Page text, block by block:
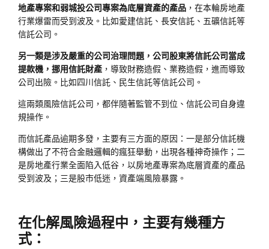
地產專案和弱城投公司專案為底層資產的產品 ，在本輪房地產
行業爆雷而受到波及。比如愛建信託、長安信託、五礦信託等
信託公司。
另一類是涉及嚴重的公司治理問題，公司股東將信託公司當成
提款機，挪用信託財產 ，導致財務造假、業務造假，進而導致
公司出險。比如四川信託、民生信託等信託公司。
這兩類風險信託公司，都伴隨著監管不到位、信託公司自身違
規操作。
而信託產品逾期多發，主要有三方面的原因：一是部分信託機
構做出了不符合金融邏輯的瘋狂舉動，出現各種神奇操作；二
是房地產行業全面陷入低谷，以房地產專案為底層資產的產品
受到波及；三是股市低迷，資產端風險暴露。
在化解風險過程中，主要有幾種方
式：